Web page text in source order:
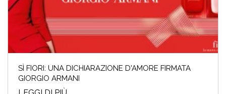
SÌ FIORI: UNA DICHIARAZIONE D'AMORE FIRMATA
GIORGIO ARMANI